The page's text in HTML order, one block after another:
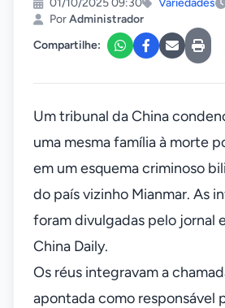
PorAdministrador
Compartilhe:
Um tribunal da China
uma mesma família à morte
em um esquema criminoso
do país vizinho Mianmar. As
foram divulgadas pelo jornal
China Daily.
Os réus integravam a
apontada como responsável